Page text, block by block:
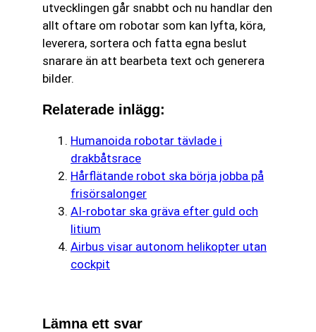
utvecklingen går snabbt och nu handlar den
allt oftare om robotar som kan lyfta, köra,
leverera, sortera och fatta egna beslut
snarare än att bearbeta text och generera
bilder.
Relaterade inlägg:
Humanoida robotar tävlade i
drakbåtsrace
Hårflätande robot ska börja jobba på
frisörsalonger
AI-robotar ska gräva efter guld och
litium
Airbus visar autonom helikopter utan
cockpit
Lämna ett svar